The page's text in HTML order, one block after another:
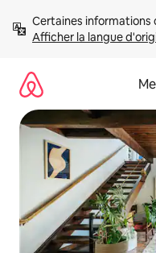
directement
Afficher la langue